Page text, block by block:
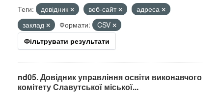
Теги: довідник веб-сайт
адреса
заклад
Формати:
CSV
Фільтрувати результати
nd05. Довідник управління освіти виконавчого
комітету Славутської міської...